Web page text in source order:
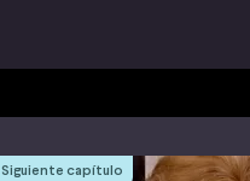
Siguiente capítulo